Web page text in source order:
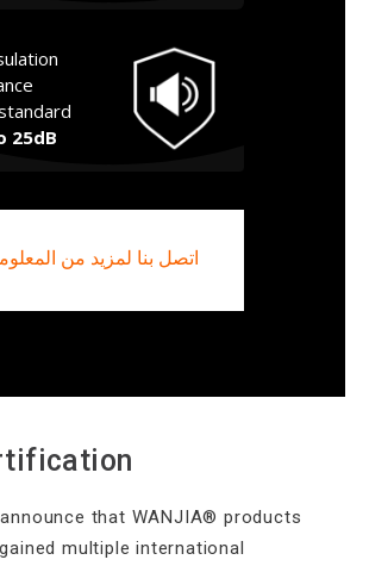
insulation
standard:
to 25dB
اتصل بنا لمزيد من
to announce that WANJIA® products
gained multiple international